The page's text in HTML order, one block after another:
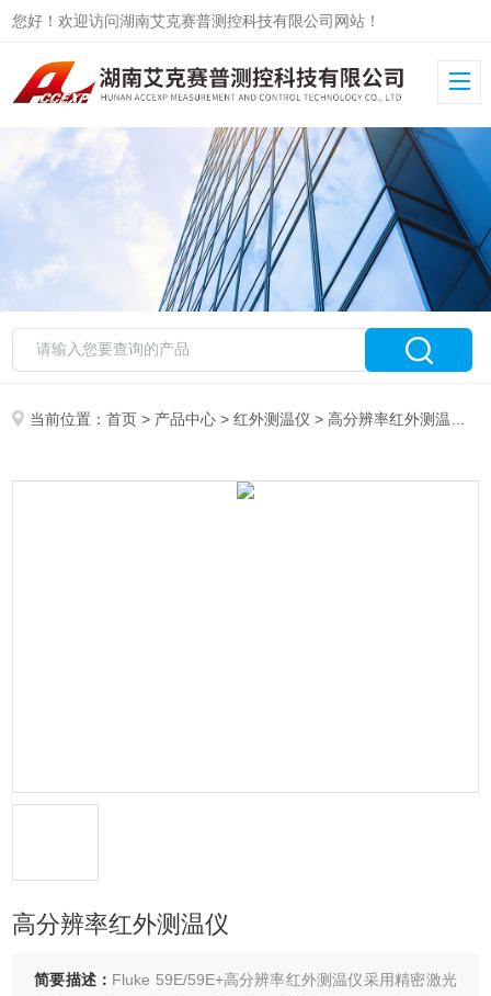
您好！欢迎访问湖南艾克赛普测控科技有限公司网站！
当前位置：首页 > 产品中心 >红外测温仪 >高分辨率红外测温仪
高分辨率红外测温仪
简要描述： Fluke 59E/59E+高分辨率红外测温仪采用精密激光